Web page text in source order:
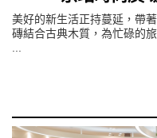
美好的新生活正持蔓延，帶
磚結合古典木質，為忙碌的
...